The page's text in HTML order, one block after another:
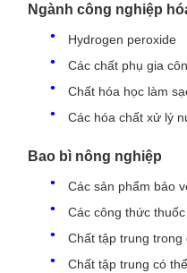
Ngành công nghiệp
Hydrogen peroxide
Các chất phụ gia
Chất hóa học làm
Các hóa chất xử lý
Bao bì nông nghiệp
Các sản phẩm bảo
Các công thức
Chất tập trung trong
Chất tập trung có